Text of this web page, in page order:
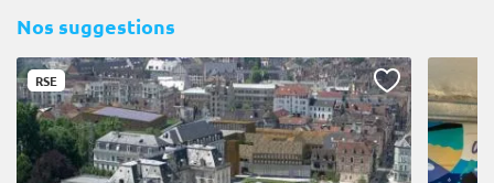
Nos suggestions
RSE